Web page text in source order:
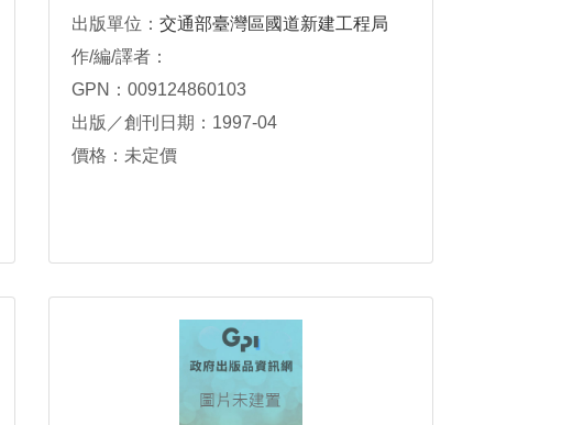
出版單位： 交通部臺灣區國道新建工程局
作/編/譯者：
GPN：009124860103
出版／創刊日期：1997-04
價格：未定價